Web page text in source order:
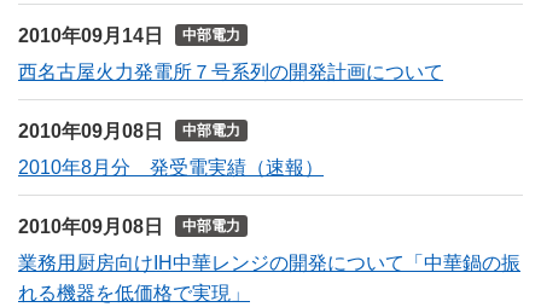
2010年09月14日 中部電力
西名古屋火力発電所７号系列の開発計画について
2010年09月08日 中部電力
2010年8月分 発受電実績（速報）
2010年09月08日 中部電力
業務用厨房向けIH中華レンジの開発について「中華鍋の振
れる機器を低価格で実現」